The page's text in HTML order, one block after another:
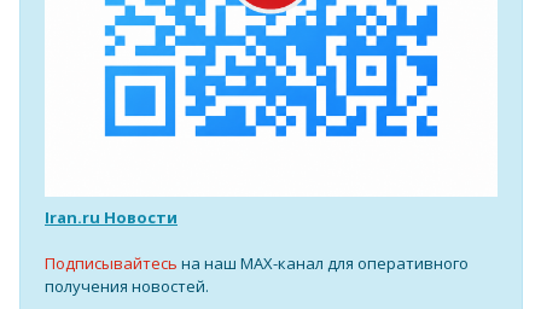
Iran.ru Новости
Подписывайтесь на наш MAX-канал для оперативного
получения новостей.